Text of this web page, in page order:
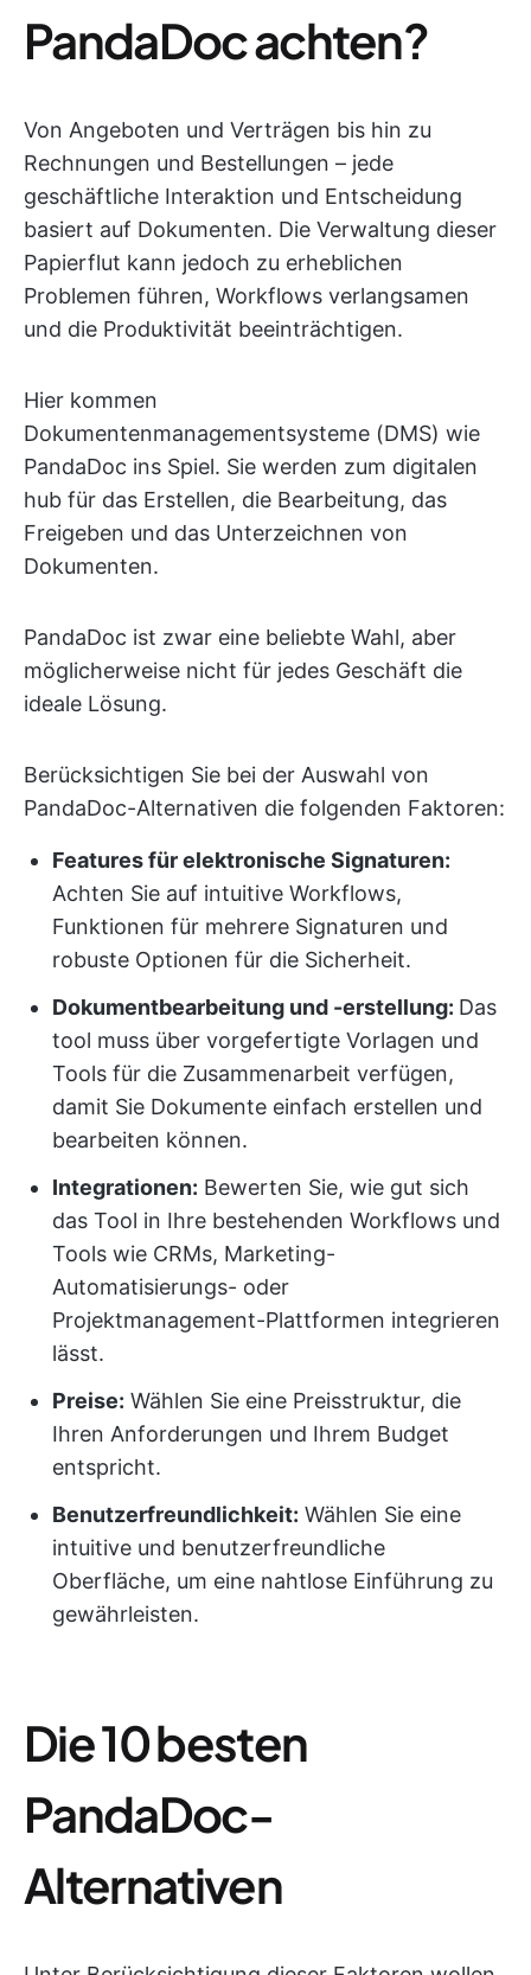
PandaDoc achten?
Von Angeboten und Verträgen bis hin zu
Rechnungen und Bestellungen – jede
geschäftliche Interaktion und Entscheidung
basiert auf Dokumenten. Die Verwaltung dieser
Papierflut kann jedoch zu erheblichen
Problemen führen, Workflows verlangsamen
und die Produktivität beeinträchtigen.
Hier kommen
Dokumentenmanagementsysteme (DMS) wie
PandaDoc ins Spiel. Sie werden zum digitalen
hub für das Erstellen, die Bearbeitung, das
Freigeben und das Unterzeichnen von
Dokumenten.
PandaDoc ist zwar eine beliebte Wahl, aber
möglicherweise nicht für jedes Geschäft die
ideale Lösung.
Berücksichtigen Sie bei der Auswahl von
PandaDoc-Alternativen die folgenden Faktoren:
Features für elektronische Signaturen:
Achten Sie auf intuitive Workflows,
Funktionen für mehrere Signaturen und
robuste Optionen für die Sicherheit.
Dokumentbearbeitung und -erstellung: Das
tool muss über vorgefertigte Vorlagen und
Tools für die Zusammenarbeit verfügen,
damit Sie Dokumente einfach erstellen und
bearbeiten können.
Integrationen: Bewerten Sie, wie gut sich
das Tool in Ihre bestehenden Workflows und
Tools wie CRMs, Marketing-
Automatisierungs- oder
Projektmanagement-Plattformen integrieren
lässt.
Preise: Wählen Sie eine Preisstruktur, die
Ihren Anforderungen und Ihrem Budget
entspricht.
Benutzerfreundlichkeit: Wählen Sie eine
intuitive und benutzerfreundliche
Oberfläche, um eine nahtlose Einführung zu
gewährleisten.
Die 10 besten
PandaDoc-
Alternativen